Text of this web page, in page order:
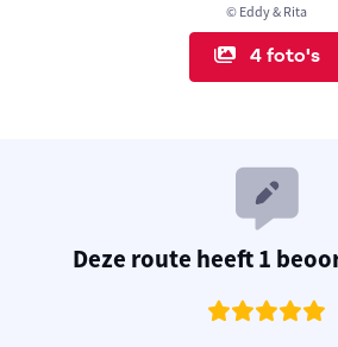
© Eddy & Rita
4 foto's
Deze route heeft 1